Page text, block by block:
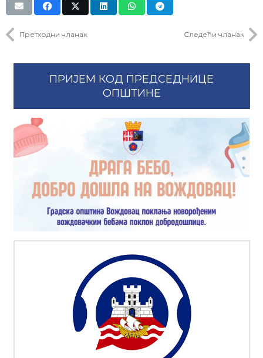
Претходни чланак Следећи чланак
ПРИЈЕМ КОД ПРЕДСЕДНИЦЕ
ОПШТИНЕ